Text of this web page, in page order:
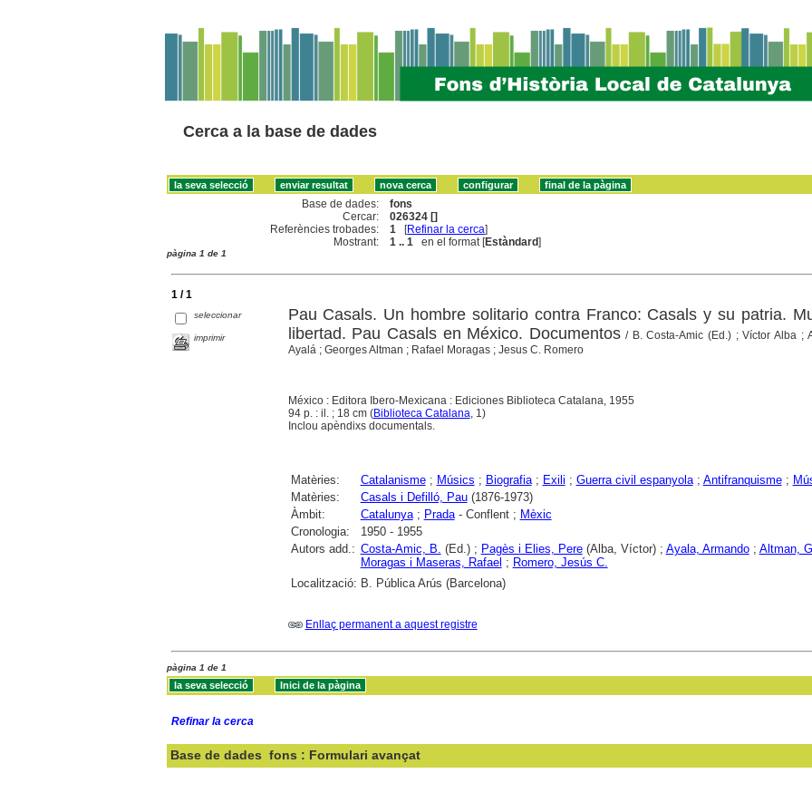
Cerca a la base de dades
Base de dades:
fons
Cercar:
026324 []
Referències trobades:
1 [Refinar la cerca]
Mostrant:
1 .. 1 en el format [Estàndard]
pàgina 1 de 1
1 / 1
seleccionar
imprimir
Pau Casals. Un hombre solitario contra Franco: Casals y su patria.
libertad. Pau Casals en México. Documentos / B. Costa-Amic (Ed.) ; Víctor Alba ;
Ayalá ; Georges Altman ; Rafael Moragas ; Jesus C. Romero
México : Editora Ibero-Mexicana : Ediciones Biblioteca Catalana, 1955
94 p. : il. ; 18 cm (Biblioteca Catalana, 1)
Inclou apèndixs documentals.
Matèries: Catalanisme; Músics ; Biografia; Exili ; Guerra civil espanyola; Antifranquisme;
Matèries:
Casals i Defilló, Pau(1876-1973)
Àmbit:
Catalunya; Prada- Conflent ; Mèxic
Cronologia:
1950 - 1955
Autors add.: Costa-Amic, B. (Ed.) ; Pagès i Elies, Pere(Alba, Víctor) ; Ayala, Armando; Altman,
Moragas i Maseras, Rafael ; Romero, Jesús C.
Localització: B. Pública Arús (Barcelona)
Enllaç permanent a aquest registre
pàgina 1 de 1
Refinar la cerca
Base de dades fons : Formulari avançat